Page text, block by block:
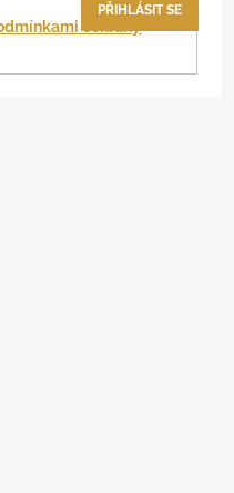
ochrany
PŘIHLÁSIT SE